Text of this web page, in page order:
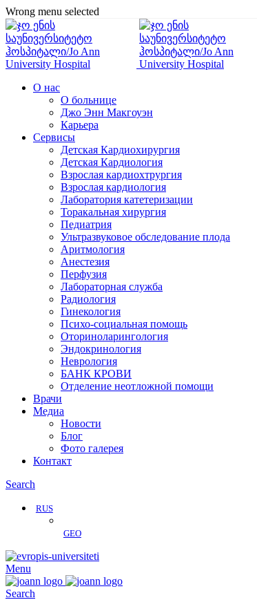
Wrong menu selected
О нас
О больнице
Джо Энн Макгоуэн
Карьера
Сервисы
Детская Кардиохирургия
Детская Кардиология
Взрослая кардиохтрургия
Взрослая кардиология
Лаборатория катетеризации
Торакальная хирургия
Педиатрия
Ультразвуковое обследование плода
Аритмология
Анестезия
Перфузия
Лабораторная служба
Радиология
Гинекология
Психо-социальная помощь
Оториноларингология
Эндокринология
Неврология
БАНК КРОВИ
Отделение неотложной помощи
Врачи
Медиа
Новости
Блог
Фото галерея
Контакт
Search
RUS
GEO
Menu
Search